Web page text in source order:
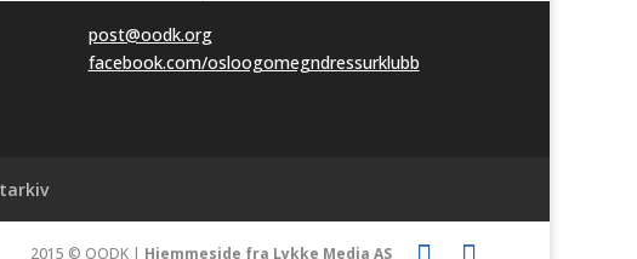
post@oodk.org
facebook.com/osloogomegndressurklubb
2015 © OODK | Hjemmeside fra Lykke Media AS